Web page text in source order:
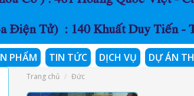
PHẨM TIN TỨC DỊCH VỤ DỰ ÁN
Trang chủ Đức